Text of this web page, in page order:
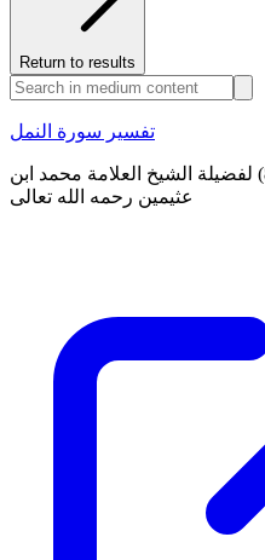
Return to results
تفسير سورة النمل
تفسير سورة النمل الآية (7-8) لفضيلة الشيخ العلامة محمد ابن
عثيمين رحمه الله تعالى